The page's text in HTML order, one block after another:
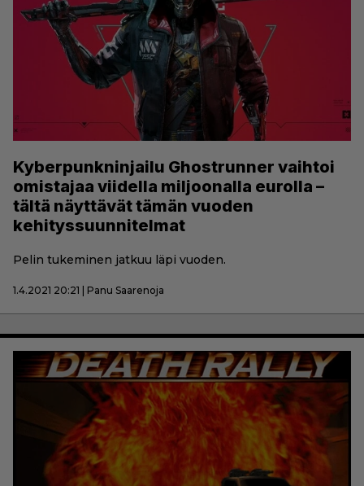
Kyberpunkninjailu Ghostrunner vaihtoi
omistajaa viidella miljoonalla eurolla –
tältä näyttävät tämän vuoden
kehityssuunnitelmat
Pelin tukeminen jatkuu läpi vuoden.
1.4.2021 20:21 | Panu Saarenoja